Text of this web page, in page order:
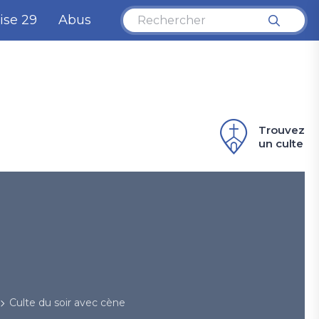
29 Abus
Trouvez
un culte
Culte du soir avec cène